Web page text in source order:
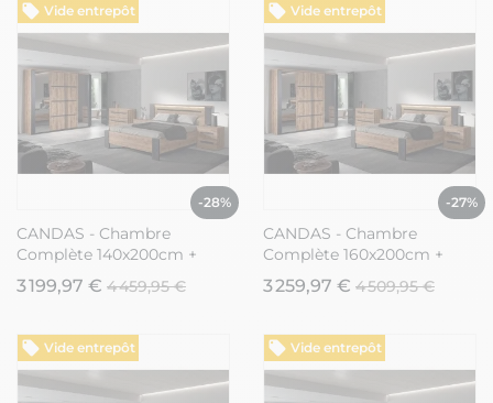
Vide entrepôt
-28%
CANDAS - Chambre
Complète 140x200cm +
Armoire 2 Portes 217cm
3 199,97 € 4 459,95 €
Vide entrepôt
-27%
CANDAS - Chambre
Complète 160x200cm +
Armoire 2 Portes 217cm
3 259,97 € 4 509,95 €
Vide entrepôt Vide entrepôt